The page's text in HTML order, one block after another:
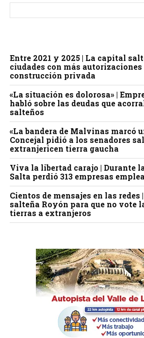
Entre 2021 y 2025 | La capital
ciudades con más
construcción privada
«La situación es dolorosa» |
habló sobre las deudas que
salteños
«La bandera de Malvinas marcó
Concejal pidió a los senadores
extranjericen tierra gaucha
Viva la libertad carajo | Durante
Salta perdió 313 empresas
Cientos de mensajes en las redes
salteña Royón para que no vote
tierras a extranjeros